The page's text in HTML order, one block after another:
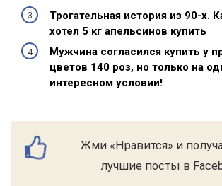
Трогательная история из 90-х.
хотел 5 кг апельсинов купить
Мужчина согласился купить у
цветов 140 роз, но только на
интересном условии!
Жми «Нравится» и
лучшие посты в